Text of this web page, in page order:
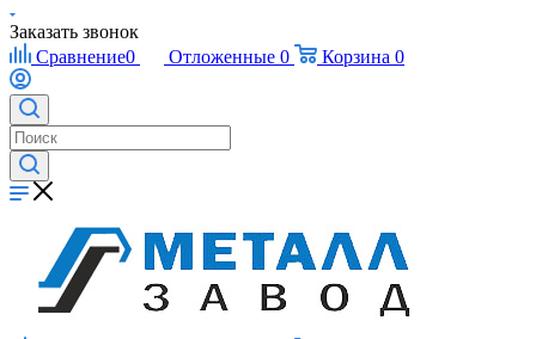
Заказать звонок
Сравнение0 Отложенные 0 Корзина 0